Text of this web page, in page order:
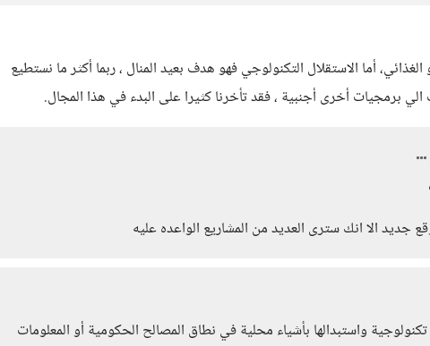
أما الاستقلال التكنولوجي فهو هدف بعيد المنال ، ربما أكثر ما نستطيع
برمجيات أخرى أجنبية ، فقد تأخرنا كثيرا على البدء في هذا المجال.
جديد الا انك سترى العديد من المشاريع الواعده عليه
واستبدالها بأشياء محلية في نطاق المصالح الحكومية أو المعلومات